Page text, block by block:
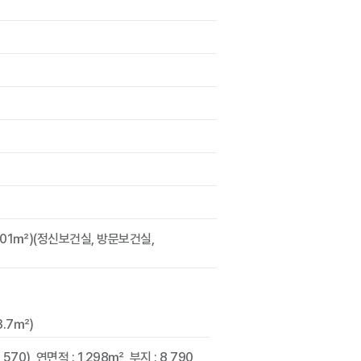
㎡)(정신보건실, 방문보건실,
㎡)
570), 연면적 : 1,298㎡, 부지 : 8,790